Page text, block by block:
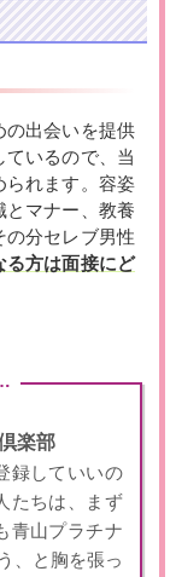
の出会いを提供
いるので、当
られます。容姿
とマナー、教養
の分セレブ男性
る方は面接にど
楽部
録していいの
たちは、まず
青山プラチナ
、と胸を張っ